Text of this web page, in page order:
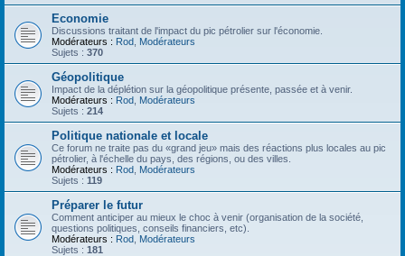
Economie
Discussions traitant de l'impact du pic pétrolier sur l'économie.
Modérateurs : Rod Modérateurs
Sujets : 370
Géopolitique
Impact de la déplétion sur la géopolitique présente, passée et à venir.
Modérateurs : Rod Modérateurs
Sujets : 214
Politique nationale et locale
Ce forum ne traite pas du «grand jeu» mais des réactions plus locales au pic
pétrolier, à l'échelle du pays, des régions, ou des villes.
Modérateurs : Rod Modérateurs
Sujets : 119
Préparer le futur
Comment anticiper au mieux le choc à venir (organisation de la société,
questions politiques, conseils financiers, etc).
Modérateurs : Rod Modérateurs
Sujets : 181